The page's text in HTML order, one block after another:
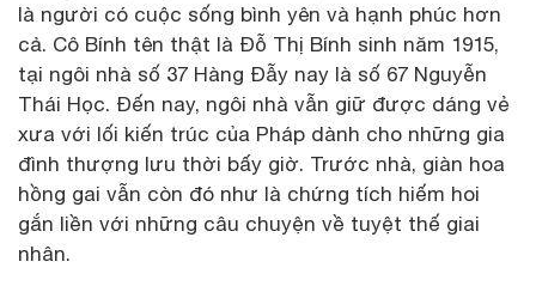
là người có cuộc sống bình yên và hạnh phúc hơn
cả. Cô Bính tên thật là Đỗ Thị Bính sinh năm 1915,
tại ngôi nhà số 37 Hàng Đẫy nay là số 67 Nguyễn
Thái Học. Đến nay, ngôi nhà vẫn giữ được dáng vẻ
xưa với lối kiến trúc của Pháp dành cho những gia
đình thượng lưu thời bấy giờ. Trước nhà, giàn hoa
hồng gai vẫn còn đó như là chứng tích hiếm hoi
gắn liền với những câu chuyện về tuyệt thế giai
nhân.